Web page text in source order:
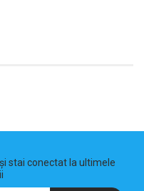
și stai conectat la ultimele